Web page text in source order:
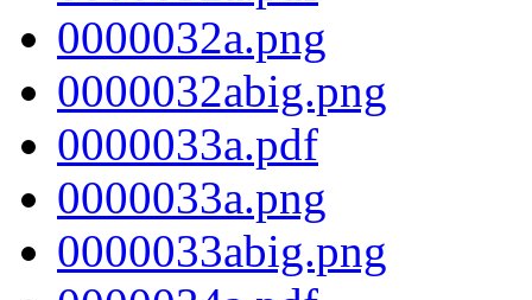
0000032a.png
0000032abig.png
0000033a.pdf
0000033a.png
0000033abig.png